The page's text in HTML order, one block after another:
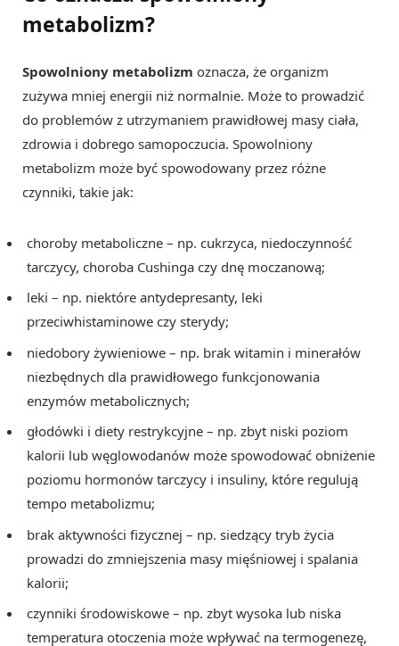
metabolizm?
Spowolniony metabolizm oznacza, że organizm
zużywa mniej energii niż normalnie. Może to prowadzić
do problemów z utrzymaniem prawidłowej masy ciała,
zdrowia i dobrego samopoczucia. Spowolniony
metabolizm może być spowodowany przez różne
czynniki, takie jak:
choroby metaboliczne – np. cukrzyca, niedoczynność
tarczycy, choroba Cushinga czy dnę moczanową;
leki – np. niektóre antydepresanty, leki
przeciwhistaminowe czy sterydy;
niedobory żywieniowe – np. brak witamin i minerałów
niezbędnych dla prawidłowego funkcjonowania
enzymów metabolicznych;
głodówki i diety restrykcyjne – np. zbyt niski poziom
kalorii lub węglowodanów może spowodować obniżenie
poziomu hormonów tarczycy i insuliny, które regulują
tempo metabolizmu;
brak aktywności fizycznej – np. siedzący tryb życia
prowadzi do zmniejszenia masy mięśniowej i spalania
kalorii;
czynniki środowiskowe – np. zbyt wysoka lub niska
temperatura otoczenia może wpływać na termogenezę,